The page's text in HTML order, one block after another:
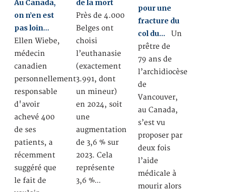
Au Canada,
on n’en est
pas loin…
Ellen Wiebe,
médecin
canadien
personnellement
responsable
d'avoir
achevé 400
de ses
patients, a
récemment
suggéré que
le fait de
de la mort
Près de 4.000
Belges ont
choisi
l’euthanasie
(exactement
3.991, dont
un mineur)
en 2024, soit
une
augmentation
de 3,6 % sur
2023. Cela
représente
3,6 %…
pour une
fracture du
col du… Un
prêtre de
79 ans de
l’archidiocèse
de
Vancouver,
au Canada,
s’est vu
proposer par
deux fois
l’aide
médicale à
mourir alors